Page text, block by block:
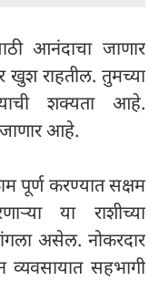
आनंदाचा जाणार
राहतील. तुमच्या
शक्यता आहे.
जाणार आहे.
पूर्ण करण्यात सक्षम
या राशीच्या
असेल. नोकरदार
व्यवसायात सहभागी